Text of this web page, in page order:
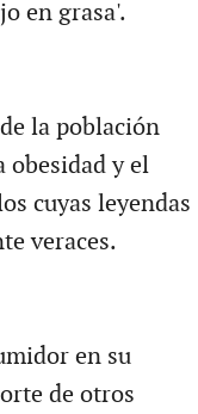
en grasa'.
la población
obesidad y el
cuyas leyendas
veraces.
en su
de otros